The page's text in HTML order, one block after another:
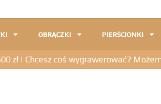
OBRĄCZKI PIERŚCIONKI
zł | Chcesz coś wygrawerować?